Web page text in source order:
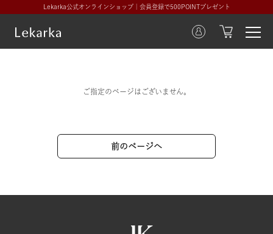
Lekarka公式オンラインショップ｜会員登録で500POINTプレゼント
ご指定のページはございません。
前のページへ